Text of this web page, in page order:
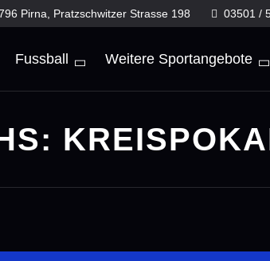
Pirna, Pratzschwitzer Strasse 198 03501 /
Fussball Weitere Sportangebote